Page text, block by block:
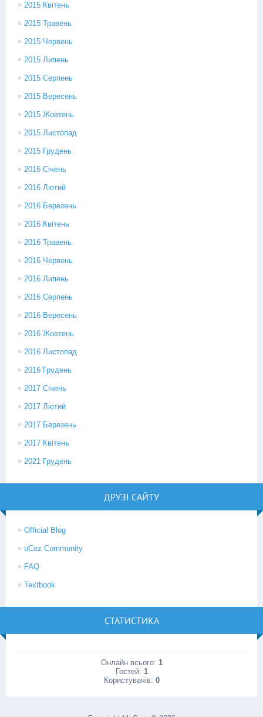
2015 Квітень
2015 Травень
2015 Червень
2015 Липень
2015 Серпень
2015 Вересень
2015 Жовтень
2015 Листопад
2015 Грудень
2016 Січень
2016 Лютий
2016 Березень
2016 Квітень
2016 Травень
2016 Червень
2016 Липень
2016 Серпень
2016 Вересень
2016 Жовтень
2016 Листопад
2016 Грудень
2017 Січень
2017 Лютий
2017 Березень
2017 Квітень
2021 Грудень
ДРУЗІ САЙТУ
Official Blog
uCoz Community
FAQ
Textbook
СТАТИСТИКА
Онлайн всього: 1
Гостей: 1
Користувачів: 0